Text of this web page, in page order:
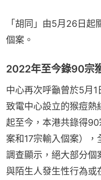
「胡同」由5月26日起
個案。
2022年至今錄90宗
中心再次呼籲曾於5月1
致電中心設立的猴痘
起至今，本港共錄得
案和17宗輸入個案）
調查顯示，絕大部分個
與陌生人發生性行為或